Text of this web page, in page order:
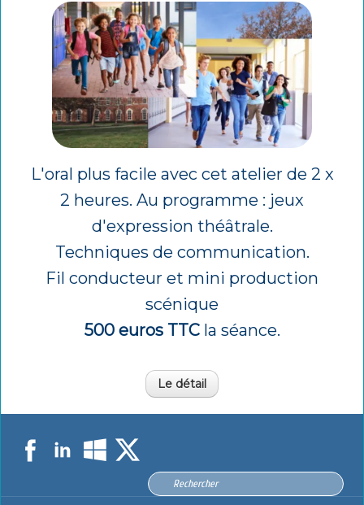
L'oral plus facile avec cet atelier de 2 x
2 heures. Au programme : jeux
d'expression théâtrale.
Techniques de communication.
Fil conducteur et mini production
scénique
500 euros TTCla séance.
Le détail